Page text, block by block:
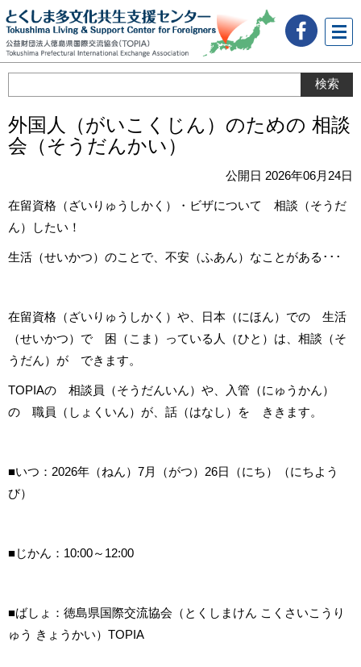
ュー
外国人（がいこくじん）のための 相談
会（そうだんかい）
公開日 2026年06月24日
在留資格（ざいりゅうしかく）・ビザについて 相談（そうだ
ん）したい！
生活（せいかつ）のことで、不安（ふあん）なことがある･･･
在留資格（ざいりゅうしかく）や、日本（にほん）での 生活
（せいかつ）で 困（こま）っている人（ひと）は、相談（そ
うだん）が できます。
TOPIAの 相談員（そうだんいん）や、入管（にゅうかん）
の 職員（しょくいん）が、話（はなし）を ききます。
■いつ：2026年（ねん）7月（がつ）26日（にち）（にちよう
び）
■じかん：10:00～12:00
■ばしょ：徳島県国際交流協会（とくしまけん こくさいこうり
ゅう きょうかい）TOPIA